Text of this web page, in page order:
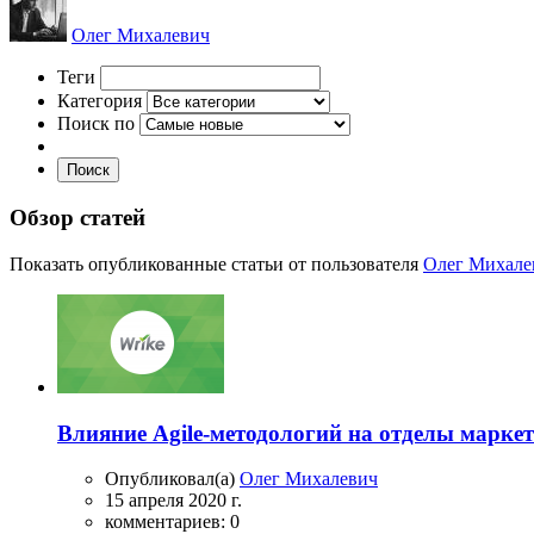
Олег Михалевич
Теги
Категория
Поиск по
Поиск
Обзор статей
Показать опубликованные статьи от пользователя Олег
Влияние Agile-методологий на отделы
Опубликовал(а) Олег Михалевич
15 апреля 2020 г.
комментариев: 0